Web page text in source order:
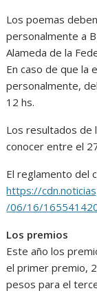
Los poemas
personalmente a
Alameda de la
En caso de que la
personalmente,
12 hs.
Los resultados de
conocer entre el
El reglamento del
https://
/06/16/
Los premios
Este año los
el primer premio,
pesos para el